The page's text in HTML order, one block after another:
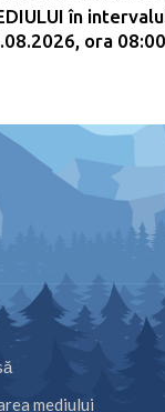
în
ora 08:00
mediului